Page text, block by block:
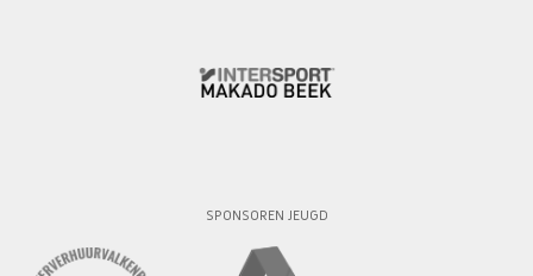
SPONSOREN JEUGD